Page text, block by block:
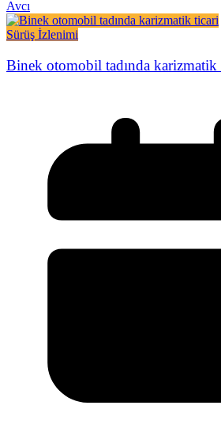
Avcı
Sürüş İzlenimi
Binek otomobil tadında karizmatik